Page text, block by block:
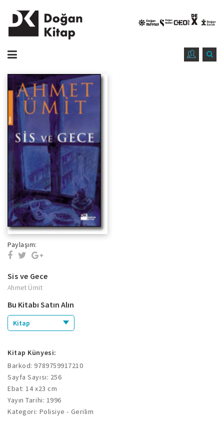
Paylaşım:
Sis ve Gece
Ahmet Ümit
Bu Kitabı Satın Alın
Kitap
Kitap Künyesi:
Barkod: 9789759917210
Sayfa Sayısı: 256
Ebat: 14 x23 cm
Yayın Tarihi: 1996
Kategori: Polisiye - Gerilim